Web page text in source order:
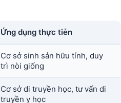
Ứng dụng thực tiễn
Cơ sở sinh sản hữu tính, duy
trì nòi giống
Cơ sở di truyền học, tư vấn di
truyền y học